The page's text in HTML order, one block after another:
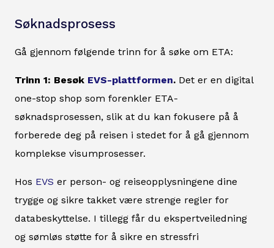
Søknadsprosess
Gå gjennom følgende trinn for å søke om ETA:
Trinn 1: Besøk EVS-plattformen. Det er en digital
one-stop shop som forenkler ETA-
søknadsprosessen, slik at du kan fokusere på å
forberede deg på reisen i stedet for å gå gjennom
komplekse visumprosesser.
Hos EVS er person- og reiseopplysningene dine
trygge og sikre takket være strenge regler for
databeskyttelse. I tillegg får du ekspertveiledning
og sømløs støtte for å sikre en stressfri